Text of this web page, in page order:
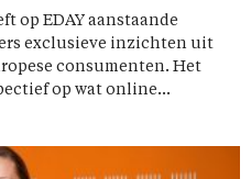
op EDAY aanstaande
exclusieve inzichten uit
consumenten. Het
op wat online...